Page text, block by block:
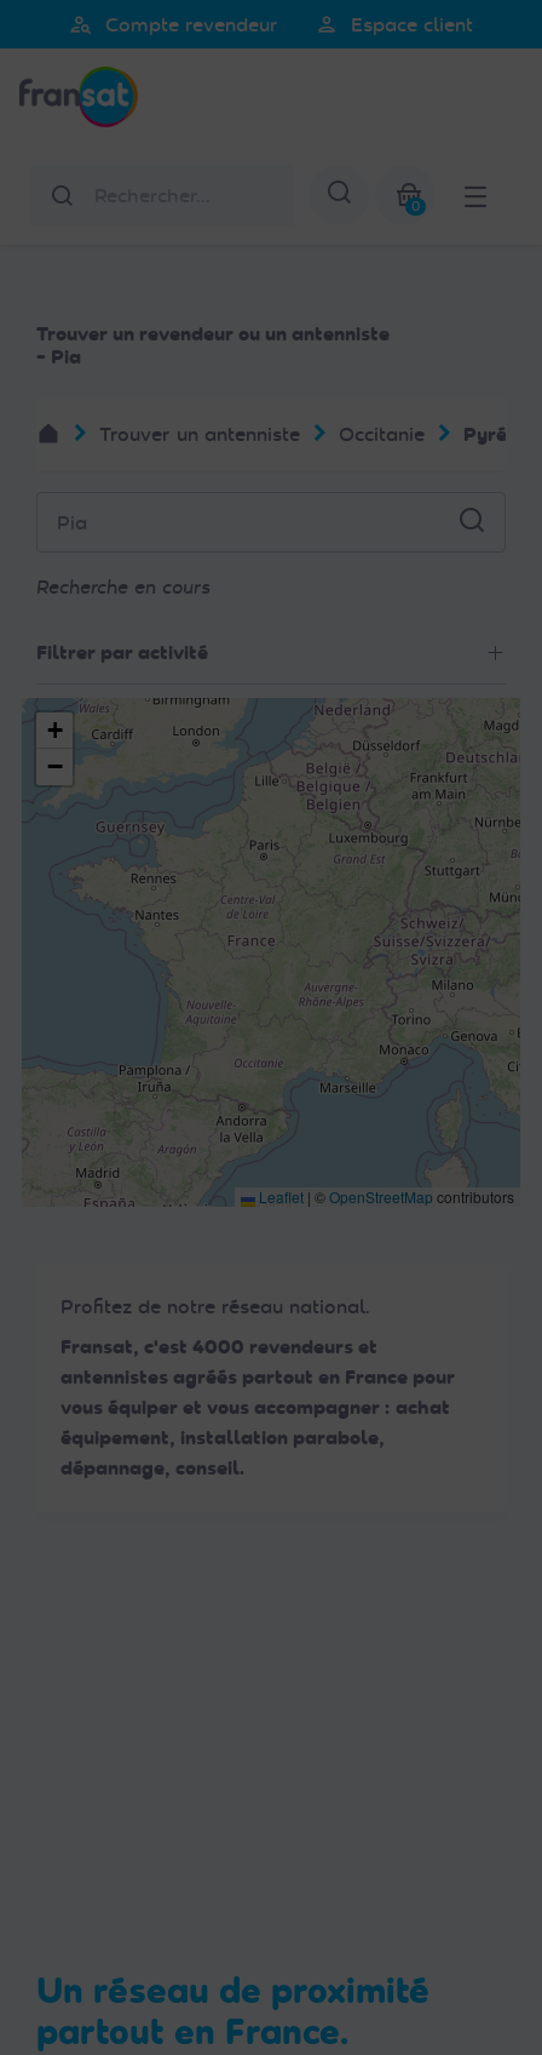
noter
Ce
comprend
person_search Compte revendeur person Espace client
Afficher la
0
Trouver un revendeur ou un antenniste
- Pia
Trouver un antenniste Occitanie
Recherche en cours
Filtrer par activité
Profitez de notre réseau national.
Fransat, c'est 4000 revendeurs et
antennistes agréés partout en France pour
vous équiper et vous accompagner : achat
équipement, installation parabole,
dépannage, conseil.
+
−
Leaflet | ©OpenStreetMap contributors
Un réseau de proximité
partout en France.